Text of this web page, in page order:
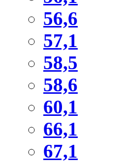
56,6
57,1
58,5
58,6
60,1
66,1
67,1